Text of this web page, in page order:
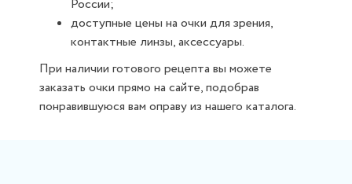
России;
доступные цены на очки для зрения,
контактные линзы, аксессуары.
При наличии готового рецепта вы можете
заказать очки прямо на сайте, подобрав
понравившуюся вам оправу из нашего каталога.